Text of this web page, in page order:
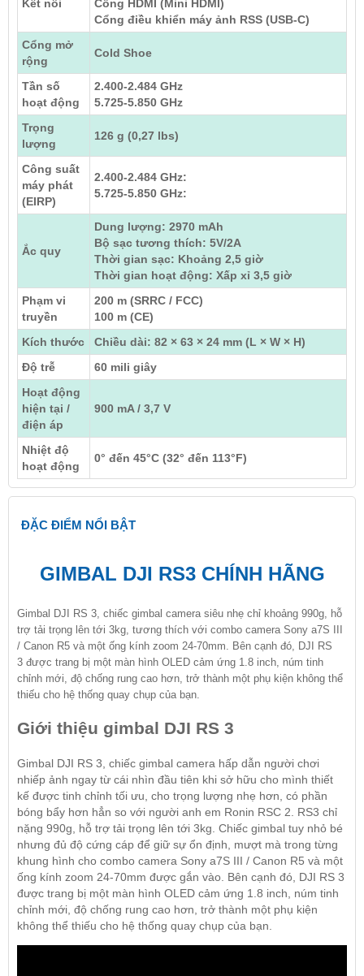
Kết nối
Cổng HDMI (Mini HDMI)
Cổng điều khiển máy ảnh RSS (USB-C)
Cổng mở
rộng
Cold Shoe
Tần số
hoạt động
2.400-2.484 GHz
5.725-5.850 GHz
Trọng
lượng
126 g (0,27 lbs)
Công suất
máy phát
(EIRP)
2.400-2.484 GHz:
5.725-5.850 GHz:
Ắc quy
Dung lượng: 2970 mAh
Bộ sạc tương thích: 5V/2A
Thời gian sạc: Khoảng 2,5 giờ
Thời gian hoạt động: Xấp xỉ 3,5 giờ
Phạm vi
truyền
200 m (SRRC / FCC)
100 m (CE)
Kích thước
Chiều dài: 82 × 63 × 24 mm (L × W × H)
Độ trễ
60 mili giây
Hoạt động
hiện tại /
điện áp
900 mA / 3,7 V
Nhiệt độ
hoạt động
0° đến 45°C (32° đến 113°F)
ĐẶC ĐIỂM NỔI BẬT
GIMBAL DJI RS3 CHÍNH HÃNG
Gimbal DJI RS 3, chiếc gimbal camera siêu nhẹ chỉ khoảng 990g, hỗ
trợ tải trọng lên tới 3kg, tương thích với ​combo camera Sony a7S III
/ Canon R5 và một ống kính zoom 24-70mm​. Bên cạnh đó, DJI RS
3 được trang bị một màn hình OLED cảm ứng 1.8 inch, núm tinh
chỉnh mới, độ chống rung cao hơn, trở thành một phụ kiện không thể
thiếu cho hệ thống quay chụp của bạn.
Giới thiệu gimbal DJI RS 3
Gimbal DJI RS 3, chiếc gimbal camera hấp dẫn người chơi
nhiếp ảnh ngay từ cái nhìn đầu tiên khi sở hữu cho mình thiết
kế được tinh chỉnh tối ưu, cho trọng lượng nhẹ hơn, có phần
bóng bẩy hơn hẳn so với người anh em Ronin RSC 2. RS3 chỉ
nặng 990g, hỗ trợ tải trọng lên tới 3kg. Chiếc gimbal tuy nhỏ bé
nhưng đủ độ cứng cáp để giữ sự ổn định, mượt mà trong từng
khung hình cho combo camera Sony a7S III / Canon R5 và một
ống kính zoom 24-70mm được gắn vào. Bên cạnh đó, DJI RS 3
được trang bị một màn hình OLED cảm ứng 1.8 inch, núm tinh
chỉnh mới, độ chống rung cao hơn, trở thành một phụ kiện
không thể thiếu cho hệ thống quay chụp của bạn.